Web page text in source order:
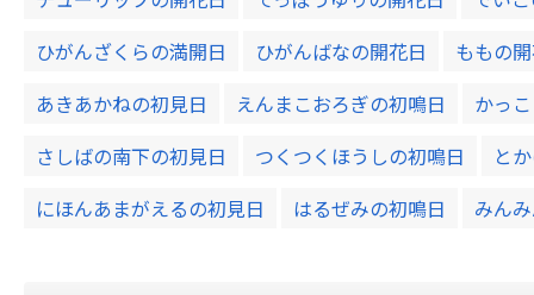
ひがんざくらの満開日
ひがんばなの開花日
ももの
あきあかねの初見日
えんまこおろぎの初鳴日
かっ
さしばの南下の初見日
つくつくほうしの初鳴日
と
にほんあまがえるの初見日
はるぜみの初鳴日 みん